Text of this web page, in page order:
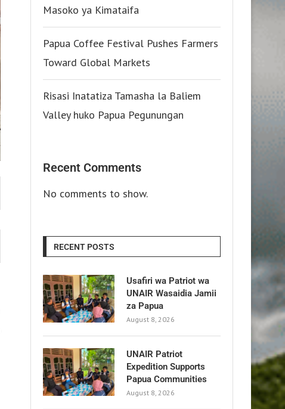
Masoko ya Kimataifa
Papua Coffee Festival Pushes Farmers
Toward Global Markets
Risasi Inatatiza Tamasha la Baliem
Valley huko Papua Pegunungan
Recent Comments
No comments to show.
RECENT POSTS
Usafiri wa Patriot wa
UNAIR Wasaidia Jamii
za Papua
August 8, 2026
UNAIR Patriot
Expedition Supports
Papua Communities
August 8, 2026